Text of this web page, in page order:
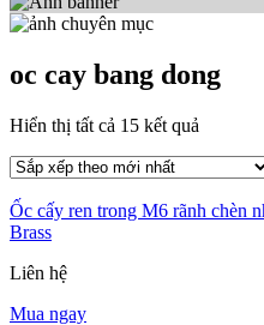
oc cay bang dong
Hiển thị tất cả 15 kết quả
mới
Ốc cấy ren trong M6 rãnh chèn
Brass
Liên hệ
Mua ngay